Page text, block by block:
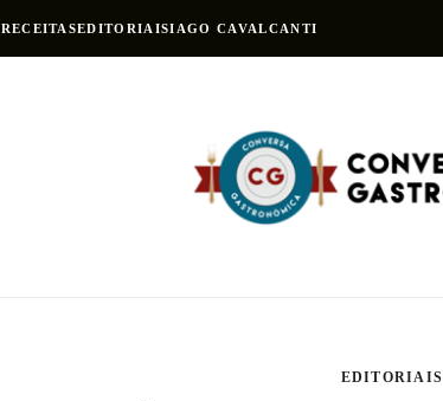
RECEITASEDITORIAISIAGO CAVALCANTI
EDITORIAIS